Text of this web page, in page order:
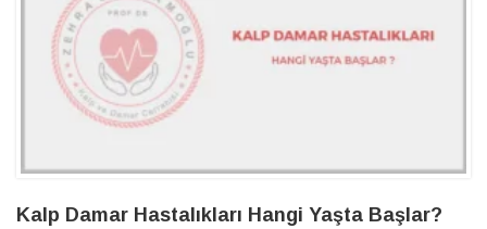
Kalp Damar Hastalıkları Hangi Yaşta Başlar?